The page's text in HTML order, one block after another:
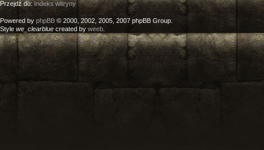
Przejdź do:Indeks witryny
Powered by phpBB © 2000, 2002, 2005, 2007 phpBB Group.
Style we_clearblue created by weeb